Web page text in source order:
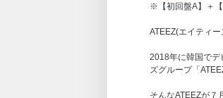
※【初回盤A】＋【
ATEEZ(エイティ
2018年に韓国でデ
ズグループ「
そんなATEEZが７